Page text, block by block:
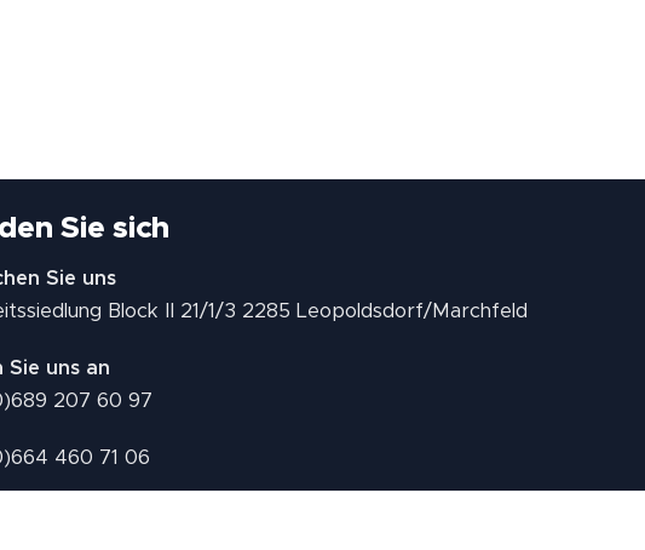
Sie sich
Sie uns
Block II 21/1/3 2285 Leopoldsdorf/Marchfeld
Sie uns an
207 60 97
460 71 06